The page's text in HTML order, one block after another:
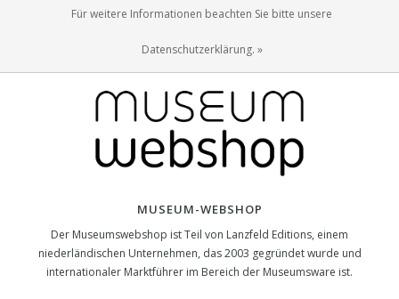
MUSEUM-WEBSHOP
Der Museumswebshop ist Teil von Lanzfeld Editions, einem
niederländischen Unternehmen, das 2003 gegründet wurde und
internationaler Marktführer im Bereich der Museumsware ist.
Für weitere Informationen beachten Sie bitte unsere
Datenschutzerklärung. »